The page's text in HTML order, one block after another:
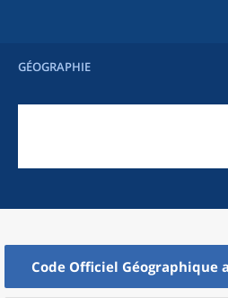
GÉOGRAPHIE
Code Officiel Géographique